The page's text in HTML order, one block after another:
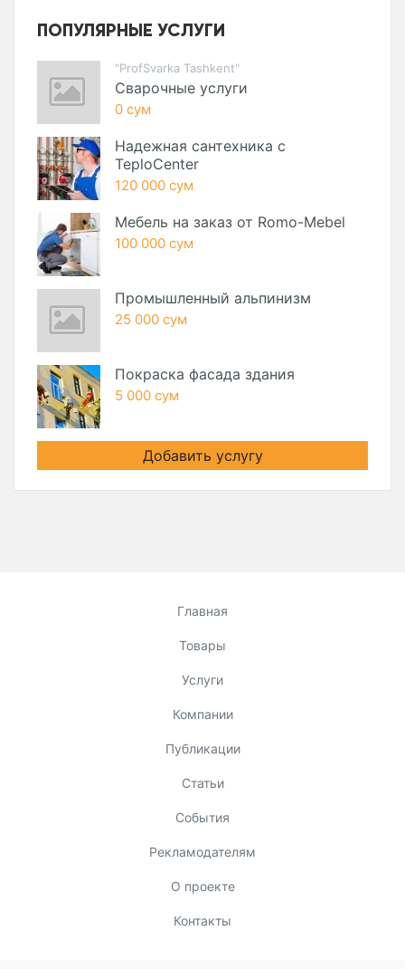
ПОПУЛЯРНЫЕ УСЛУГИ
"ProfSvarka Tashkent"
Сварочные услуги
0 сум
Надежная сантехника с
TeploCenter
120 000 сум
Мебель на заказ от Romo-Mebel
100 000 сум
Промышленный альпинизм
25 000 сум
Покраска фасада здания
5 000 сум
Добавить услугу
Главная
Товары
Услуги
Компании
Публикации
Статьи
События
Рекламодателям
О проекте
Контакты